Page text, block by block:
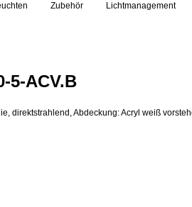
Zubehör Lichtmanagement
5-ACV.B
direktstrahlend, Abdeckung: Acryl weiß